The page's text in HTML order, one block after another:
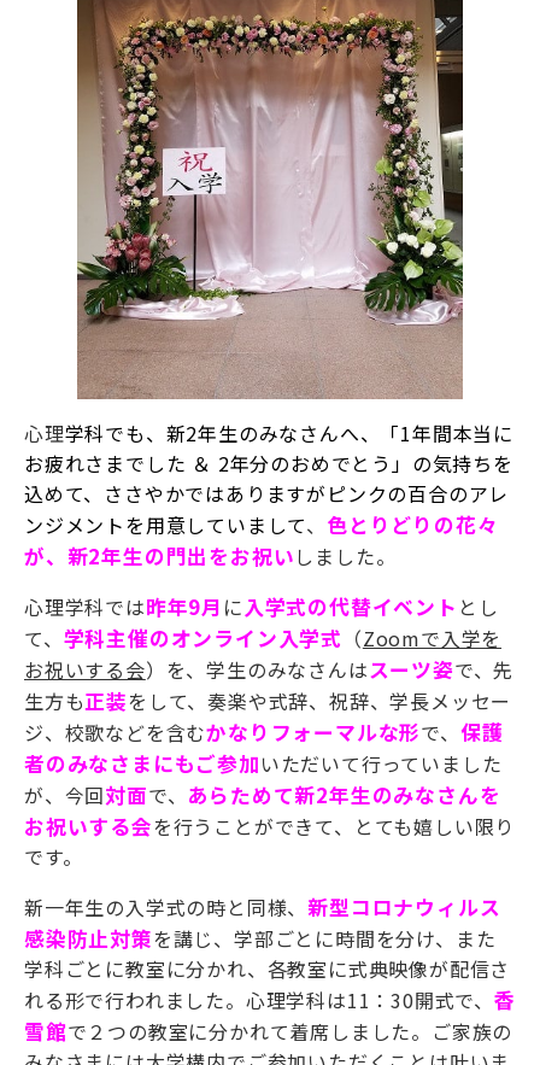
心理学科でも、新2年生のみなさんへ、「1年間本当に
お疲れさまでした ＆ 2年分のおめでとう」の気持ちを
込めて、ささやかではありますがピンクの百合のアレ
ンジメントを用意していまして、 色とりどりの花々
が、新2年生の門出をお祝いしました。
心理学科では昨年9月 に入学式の代替イベント とし
て、 学科主催のオンライン入学式 （Zoomで入学を
お祝いする会）を、学生のみなさんはスーツ姿で、先
生方も正装をして、奏楽や式辞、祝辞、学長メッセー
ジ、校歌などを含むかなりフォーマルな形で、 保護
者のみなさま にもご参加いただいて行っていました
が、今回対面で、 あらためて新2年生のみなさんを
お祝いする会を行うことができて、とても嬉しい限り
です。
新一年生の入学式の時と同様、新型コロナウィルス
感染防止対策を講じ、学部ごとに時間を分け、また
学科ごとに教室に分かれ、各教室に式典映像が配信さ
れる形で行われました。心理学科は11：30開式で、 香
雪館で２つの教室に分かれて着席しました。ご家族の